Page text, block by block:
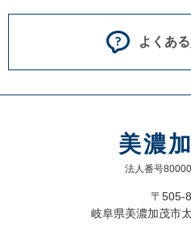
よくあ
美濃
法人番号
〒505-
岐阜県美濃加茂市